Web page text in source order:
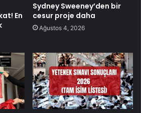
En
Sydney Sweeney’den bir
cesur proje daha
Ağustos 4, 2026